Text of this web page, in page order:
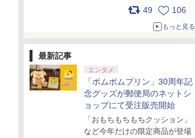
も発表 pic.x.com/BAYsMfUfUC
49 106
もっと見る
最新記事
エンタメ
「ポムポムプリン」30周年記
念グッズが郵便局のネットシ
ョップにて受注販売開始
「おもちもちもちクッション」
など今年だけの限定商品が登場